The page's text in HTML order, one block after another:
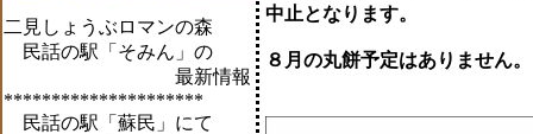
二見しょうぶロマンの森
民話の駅「そみん」の
最新情報
*********************
民話の駅「蘇民」にて
中止となります。
８月の丸餅予定はありません。